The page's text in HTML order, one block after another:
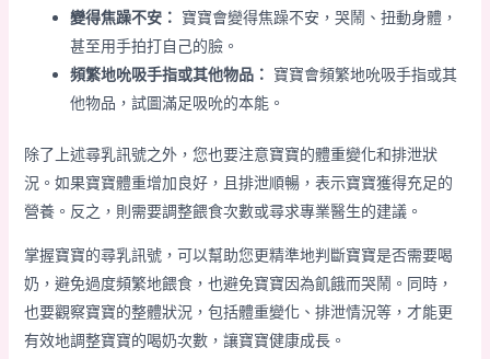
變得焦躁不安： 寶寶會變得焦躁不安，哭鬧、扭動身體，
甚至用手拍打自己的臉。
頻繁地吮吸手指或其他物品： 寶寶會頻繁地吮吸手指或其
他物品，試圖滿足吸吮的本能。
除了上述尋乳訊號之外，您也要注意寶寶的體重變化和排泄狀
況。如果寶寶體重增加良好，且排泄順暢，表示寶寶獲得充足的
營養。反之，則需要調整餵食次數或尋求專業醫生的建議。
掌握寶寶的尋乳訊號，可以幫助您更精準地判斷寶寶是否需要喝
奶，避免過度頻繁地餵食，也避免寶寶因為飢餓而哭鬧。同時，
也要觀察寶寶的整體狀況，包括體重變化、排泄情況等，才能更
有效地調整寶寶的喝奶次數，讓寶寶健康成長。